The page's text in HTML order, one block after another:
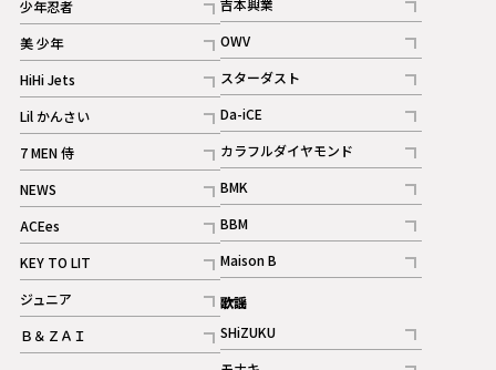
ギャラリー
少年忍者
記事
美 少年
記事
HiHi Jets
記事
Lil かんさい
記事
7 MEN 侍
記事
NEWS
記事
ACEes
記事
KEY TO LIT
記事
ジュニア
記事
Ｂ＆ＺＡＩ
記事
記事
OWV
記事
ギャラリー
スターダスト
記事
Da-iCE
記事
カラフルダイヤモンド
記事
BMK
記事
BBM
記事
ギャラリー
Maison B
記事
歌謡
SHiZUKU
記事